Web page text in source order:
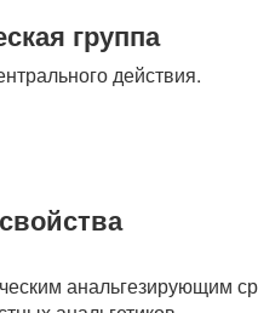
группа
действия.
анальгезирующим